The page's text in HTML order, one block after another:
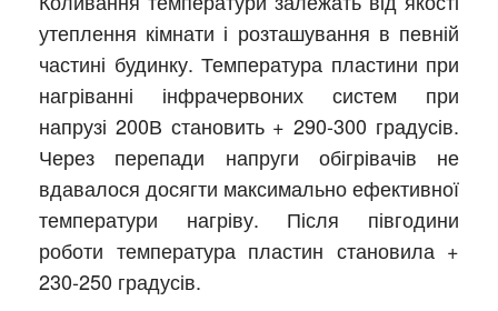
утеплення кімнати і розташування в певній
частині будинку. Температура пластини при
нагріванні інфрачервоних систем при
напрузі 200В становить + 290-300 градусів.
Через перепади напруги обігрівачів не
вдавалося досягти максимально ефективної
температури нагріву. Після півгодини
роботи температура пластин становила +
230-250 градусів.